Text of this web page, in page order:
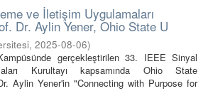
ve İletişim Uygulamaları
Dr. Aylin Yener, Ohio State U
, 2025-08-06)
gerçekleştirilen 33. IEEE Sinyal
Kurultayı kapsamında Ohio State
Aylin Yener'in "Connecting with Purpose for